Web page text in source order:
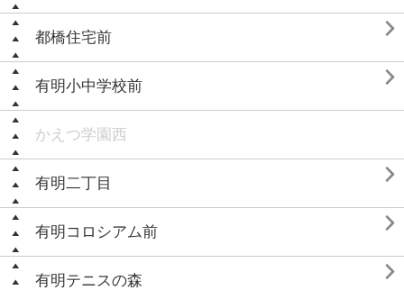
都橋住宅前 
有明小中学校前 
かえつ学園西
有明二丁目 
有明コロシアム前 
有明テニスの森 